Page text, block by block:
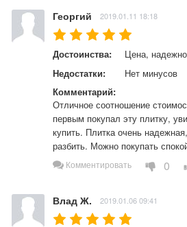
Георгий 2019.01.11 18:18
Достоинства:
Цена,
Недостатки:
Нет минусов
Комментарий:
Отличное соотношение
первым покупал эту плитку,
купить. Плитка очень
разбить. Можно покупать
Комментировать 0
Влад Ж. 2019.01.06 09:41